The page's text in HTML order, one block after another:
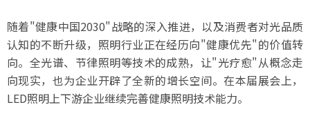
随着"健康中国2030"战略的深入推进，以及消费者对光品质
认知的不断升级，照明行业正在经历向"健康优先"的价值转
向。全光谱、节律照明等技术的成熟，让"光疗愈"从概念走
向现实，也为企业开辟了全新的增长空间。在本届展会上，
LED照明上下游企业继续完善健康照明技术能力。